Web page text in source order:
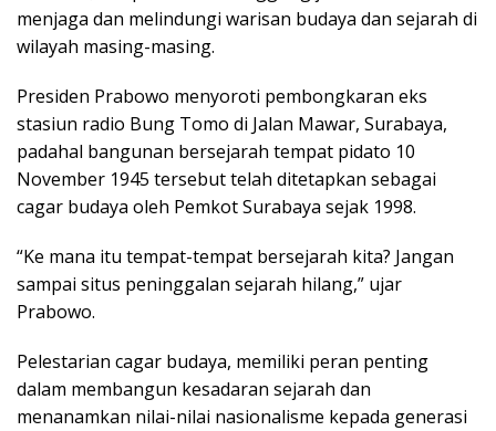
menjaga dan melindungi warisan budaya dan sejarah di
wilayah masing-masing.
Presiden Prabowo menyoroti pembongkaran eks
stasiun radio Bung Tomo di Jalan Mawar, Surabaya,
padahal bangunan bersejarah tempat pidato 10
November 1945 tersebut telah ditetapkan sebagai
cagar budaya oleh Pemkot Surabaya sejak 1998.
“Ke mana itu tempat-tempat bersejarah kita? Jangan
sampai situs peninggalan sejarah hilang,” ujar
Prabowo.
Pelestarian cagar budaya, memiliki peran penting
dalam membangun kesadaran sejarah dan
menanamkan nilai-nilai nasionalisme kepada generasi